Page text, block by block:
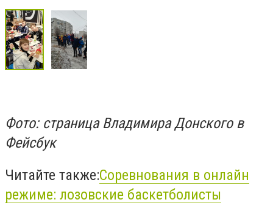
Фото: страница Владимира Донского в
Фейсбук
Читайте также:Соревнования в онлайн
режиме: лозовские баскетболисты